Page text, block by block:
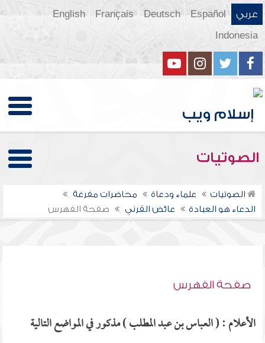
عربي Español
Deutsch
Français
English
Indonesia
الصوتيات
الصوتيات علماء ودعاة
محاضرات مفرغة
الدعاء هو العبادة
عائض القرني صفحة الفهرس
صفحة الفهرس
الأعلام : ( العباس بن عبد المطلب ) مذكور في المواضع التالية